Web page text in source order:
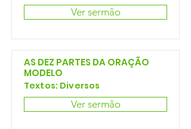
Ver sermão
AS DEZ PARTES DA ORAÇÃO
MODELO
Textos: Diversos
Ver sermão